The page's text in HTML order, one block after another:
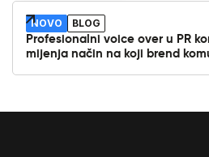
NOVO
BLOG
Profesionalni voice over u PR
mijenja način na koji brend